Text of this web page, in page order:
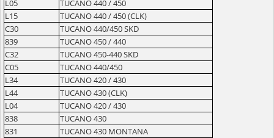
L05
TUCANO 440 / 450
L15
TUCANO 440 / 450 (CLK)
C30
TUCANO 440/450 SKD
839
TUCANO 450 / 440
C32
TUCANO 450-440 SKD
C05
TUCANO 440/450
L34
TUCANO 420 / 430
L44
TUCANO 430 (CLK)
L04
TUCANO 420 / 430
838
TUCANO 430
831
TUCANO 430 MONTANA